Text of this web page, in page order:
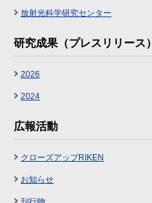
放射光科学研究センター
研究成果（プレスリリース）
2026
2024
広報活動
クローズアップRIKEN
お知らせ